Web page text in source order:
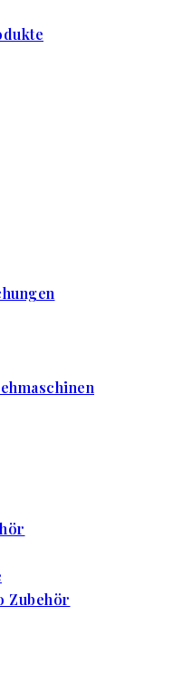
Zubehör